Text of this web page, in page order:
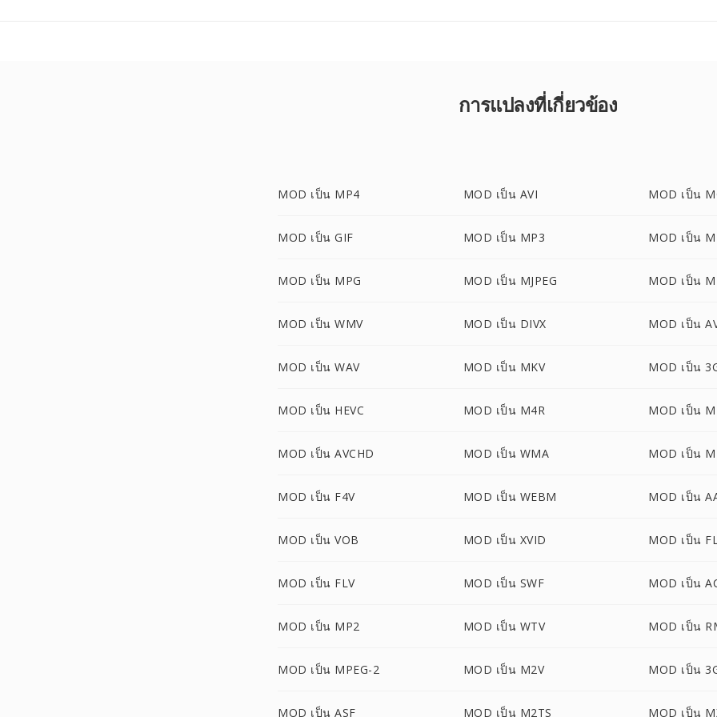
การแปลงที่เกี่ยวข้อง
MOD เป็น MP4 MOD เป็น AVI MOD เป็น
MOD เป็น GIF MOD เป็น MP3 MOD เป็น
MOD เป็น MPG MOD เป็น MJPEG MOD เป็น
MOD เป็น WMV MOD เป็น DIVX MOD เป็น
MOD เป็น WAV MOD เป็น MKV MOD เป็น
MOD เป็น HEVC MOD เป็น M4R MOD เป็น
MOD เป็น AVCHD MOD เป็น WMA MOD เป็น
MOD เป็น F4V MOD เป็น WEBM MOD เป็น
MOD เป็น VOB MOD เป็น XVID MOD เป็น
MOD เป็น FLV MOD เป็น SWF MOD เป็น
MOD เป็น MP2 MOD เป็น WTV MOD เป็น
MOD เป็น MPEG-2 MOD เป็น M2V MOD เป็น
MOD เป็น ASF MOD เป็น M2TS MOD เป็น